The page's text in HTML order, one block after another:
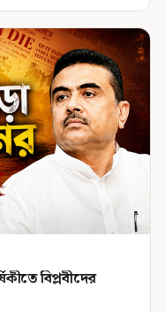
বিপ্লবীদের